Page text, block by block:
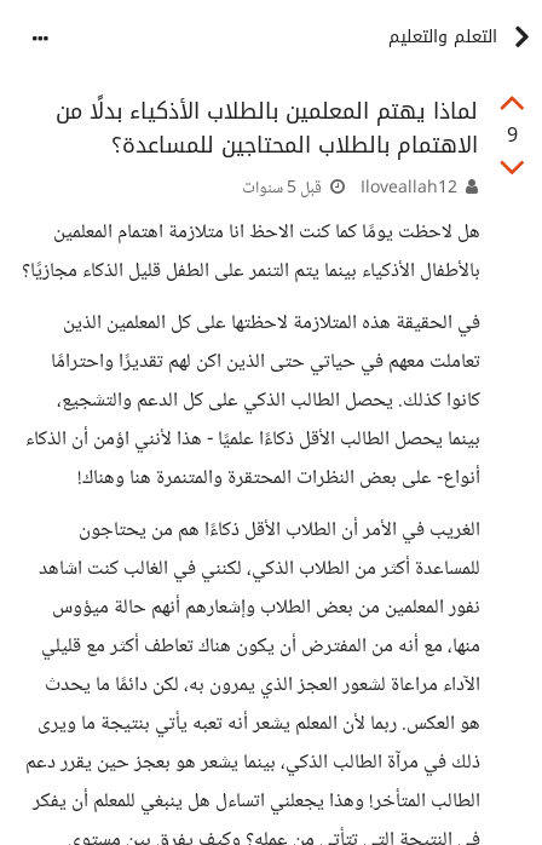
التعلم والتعليم
9
لماذا يهتم المعلمين بالطلاب الأذكياء بدلًا من
الاهتمام بالطلاب المحتاجين للمساعدة؟
قبل 5 سنوات
هل لاحظت يومًا كما كنت الاحظ انا متلازمة اهتمام المعلمين
بالأطفال الأذكياء بينما يتم التنمر على الطفل قليل الذكاء مجازيًا؟
في الحقيقة هذه المتلازمة لاحظتها على كل المعلمين الذين
تعاملت معهم في حياتي حتى الذين اكن لهم تقديرًا واحترامًا
كانوا كذلك. يحصل الطالب الذكي على كل الدعم والتشجيع،
بينما يحصل الطالب الأقل ذكاءًا علميًا - هذا لأنني اؤمن أن الذكاء
أنواع- على بعض النظرات المحتقرة والمتنمرة هنا وهناك!
الغريب في الأمر أن الطلاب الأقل ذكاءًا هم من يحتاجون
للمساعدة أكثر من الطلاب الذكي، لكنني في الغالب كنت اشاهد
نفور المعلمين من بعض الطلاب وإشعارهم أنهم حالة ميؤوس
منها، مع أنه من المفترض أن يكون هناك تعاطف أكثر مع قليلي
الآداء مراعاة لشعور العجز الذي يمرون به، لكن دائمًا ما يحدث
هو العكس. ربما لأن المعلم يشعر أنه تعبه يأتي بنتيجة ما ويرى
ذلك في مرآة الطالب الذكي، بينما يشعر هو بعجز حين يقرر دعم
الطالب المتأخر! وهذا يجعلني اتساءل هل ينبغي للمعلم أن يفكر